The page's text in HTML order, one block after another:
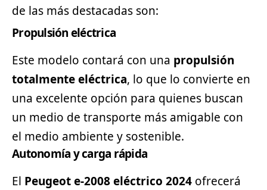
de las más destacadas son:
Propulsión eléctrica
Este modelo contará con una propulsión
totalmente eléctrica, lo que lo convierte en
una excelente opción para quienes buscan
un medio de transporte más amigable con
el medio ambiente y sostenible.
Autonomía y carga rápida
El Peugeot e-2008 eléctrico 2024 ofrecerá